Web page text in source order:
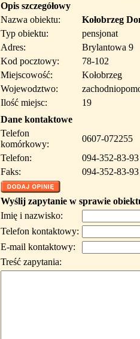
Opis szczegółowy
Nazwa obiektu:
Kołobrzeg
Typ obiektu:
pensjonat
Adres:
Brylantowa 9
Kod pocztowy:
78-102
Miejscowość:
Kołobrzeg
Wojewodztwo:
Ilość miejsc:
19
Dane kontaktowe
Telefon
komórkowy:
0607-072255
Telefon:
094-352-83-93
Faks:
094-352-83-93
Wyślij zapytanie w sprawie
Imię i nazwisko:
Telefon kontaktowy:
E-mail kontaktowy:
Treść zapytania: